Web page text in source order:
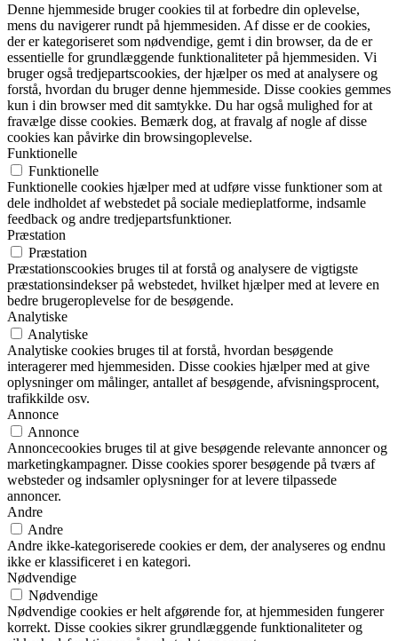
Denne hjemmeside bruger cookies til at forbedre din oplevelse,
mens du navigerer rundt på hjemmesiden. Af disse er de cookies,
der er kategoriseret som nødvendige, gemt i din browser, da de er
essentielle for grundlæggende funktionaliteter på hjemmesiden. Vi
bruger også tredjepartscookies, der hjælper os med at analysere og
forstå, hvordan du bruger denne hjemmeside. Disse cookies gemmes
kun i din browser med dit samtykke. Du har også mulighed for at
fravælge disse cookies. Bemærk dog, at fravalg af nogle af disse
cookies kan påvirke din browsingoplevelse.
Funktionelle
Funktionelle
Funktionelle cookies hjælper med at udføre visse funktioner som at
dele indholdet af webstedet på sociale medieplatforme, indsamle
feedback og andre tredjepartsfunktioner.
Præstation
Præstation
Præstationscookies bruges til at forstå og analysere de vigtigste
præstationsindekser på webstedet, hvilket hjælper med at levere en
bedre brugeroplevelse for de besøgende.
Analytiske
Analytiske
Analytiske cookies bruges til at forstå, hvordan besøgende
interagerer med hjemmesiden. Disse cookies hjælper med at give
oplysninger om målinger, antallet af besøgende, afvisningsprocent,
trafikkilde osv.
Annonce
Annonce
Annoncecookies bruges til at give besøgende relevante annoncer og
marketingkampagner. Disse cookies sporer besøgende på tværs af
websteder og indsamler oplysninger for at levere tilpassede
annoncer.
Andre
Andre
Andre ikke-kategoriserede cookies er dem, der analyseres og endnu
ikke er klassificeret i en kategori.
Nødvendige
Nødvendige
Nødvendige cookies er helt afgørende for, at hjemmesiden fungerer
korrekt. Disse cookies sikrer grundlæggende funktionaliteter og